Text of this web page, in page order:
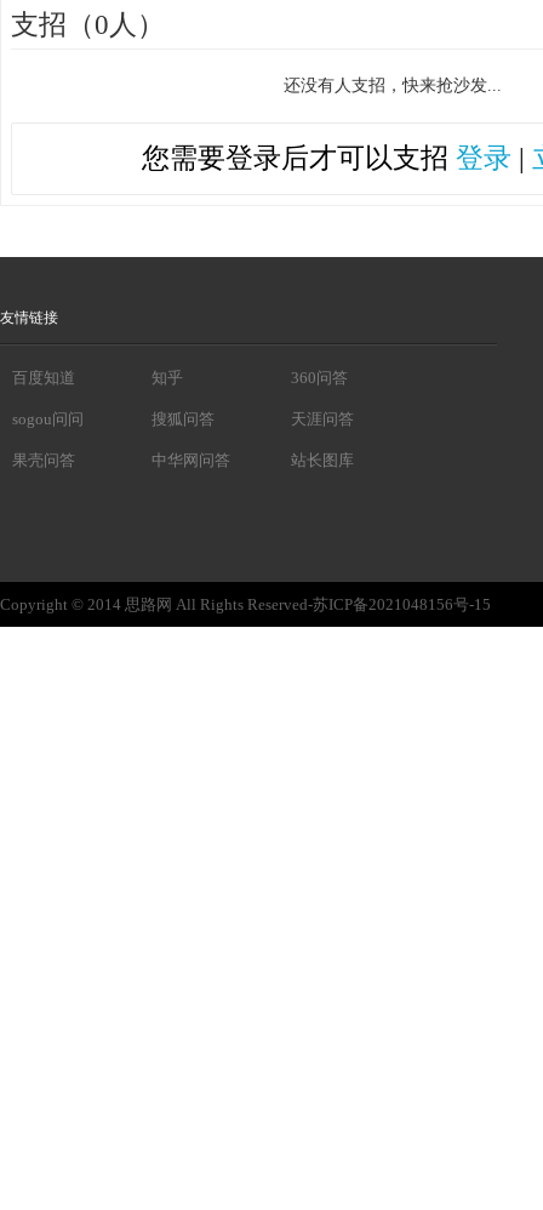
支招（0人）
还没有人支招，快来抢沙发...
您需要登录后才可以支招 登录 |
友情链接
百度知道 知乎 360问答
sogou问问 搜狐问答 天涯问答
果壳问答 中华网问答 站长图库
Copyright © 2014 思路网 All Rights Reserved-苏ICP备2021048156号-15